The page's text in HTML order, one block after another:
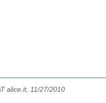
alice.it, 11/27/2010